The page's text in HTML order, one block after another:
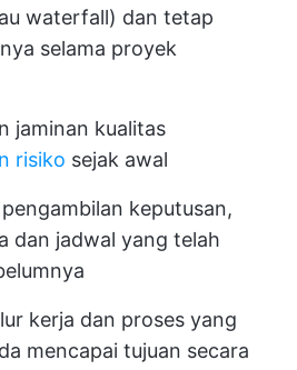
waterfall) dan tetap
selama proyek
jaminan kualitas
risiko sejak awal
keputusan,
dan jadwal yang telah
kerja dan proses yang
mencapai tujuan secara